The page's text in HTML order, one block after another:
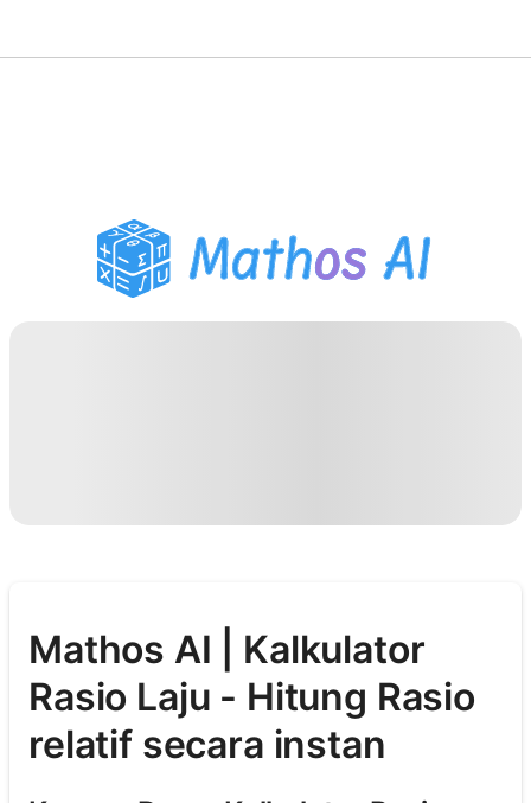
Pembantu PR PDF
Alat Belajar
Mathos AI | Kalkulator
Rasio Laju - Hitung Rasio
relatif secara instan